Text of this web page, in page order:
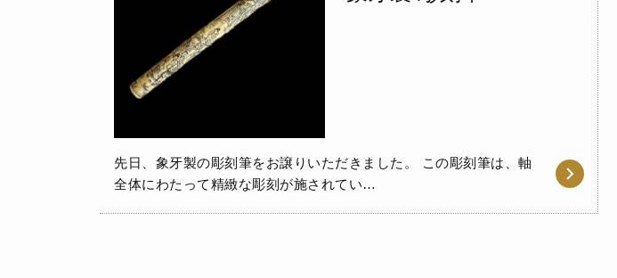
先日、象牙製の彫刻筆をお譲りいただきました。 この彫刻筆は、軸
全体にわたって精緻な彫刻が施されてい…